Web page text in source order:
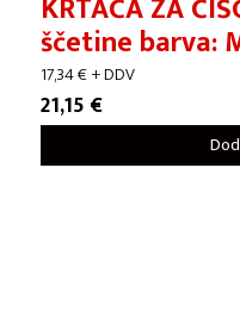
KRTAČA ZA
ščetine barva:
17,34€+ DDV
21,15 €